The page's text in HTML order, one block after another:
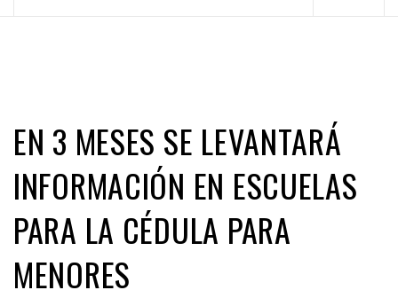
EN 3 MESES SE LEVANTARÁ
INFORMACIÓN EN ESCUELAS
PARA LA CÉDULA PARA
MENORES